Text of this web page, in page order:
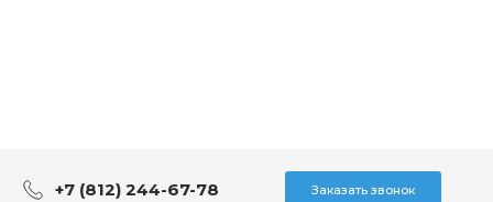
+7 (812) 244-67-78 Заказать звонок